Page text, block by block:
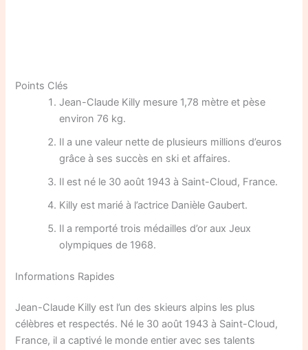
Points Clés
Jean-Claude Killy mesure 1,78 mètre et pèse
environ 76 kg.
Il a une valeur nette de plusieurs millions d’euros
grâce à ses succès en ski et affaires.
Il est né le 30 août 1943 à Saint-Cloud, France.
Killy est marié à l’actrice Danièle Gaubert.
Il a remporté trois médailles d’or aux Jeux
olympiques de 1968.
Informations Rapides
Jean-Claude Killy est l’un des skieurs alpins les plus
célèbres et respectés. Né le 30 août 1943 à Saint-Cloud,
France, il a captivé le monde entier avec ses talents